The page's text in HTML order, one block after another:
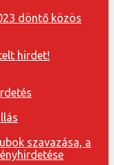
döntő közös
hirdet!
szavazása, a